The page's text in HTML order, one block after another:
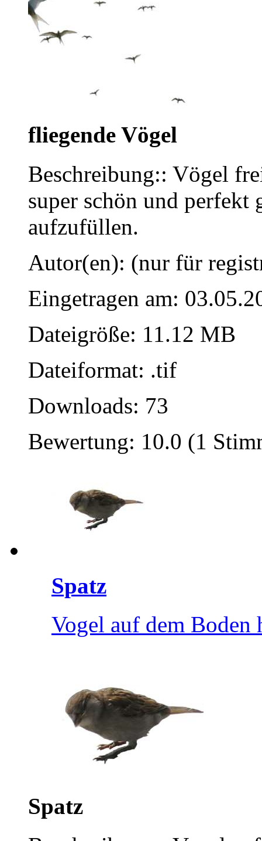
fliegende Vögel
Beschreibung:: Vögel
super schön und perfekt
aufzufüllen.
Autor(en): (nur für
Eingetragen am:
Dateigröße: 11.12 MB
Dateiformat: .tif
Downloads: 73
Bewertung: 10.0 (1
Spatz
Vogel auf dem Boden
Spatz